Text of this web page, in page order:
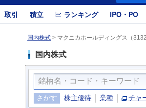
取引 積立 ランキング IPO・PO
国内株式 > マクニカホールディングス（
国内株式
さがす 株主優待 業種 チャ